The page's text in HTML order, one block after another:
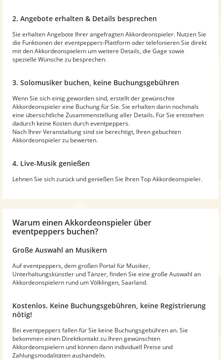
2. Angebote erhalten & Details besprechen
Sie erhalten Angebote Ihrer angefragten Akkordeonspieler. Nutzen Sie
die Funktionen der eventpeppers-Plattform oder telefonieren Sie direkt
mit den Akkordeonspielern um weitere Details, die Gage sowie
spezielle Wünsche zu besprechen.
3. Solomusiker buchen, keine Buchungsgebühren
Wenn Sie sich einig geworden sind, erstellt der gewünschte
Akkordeonspieler eine Buchung für Sie. Sie erhalten darin nochmals
eine übersichtliche Zusammenstellung aller Details. Für Sie entstehen
dadurch keine Kosten durch eventpeppers.
Nach Ihrer Veranstaltung sind sie berechtigt, Ihren gebuchten
Akkordeonspieler zu bewerten.
4. Live-Musik genießen
Lehnen Sie sich zurück und genießen Sie Ihren Top Akkordeonspieler.
Warum einen Akkordeonspieler über
eventpeppers buchen?
Große Auswahl an Musikern
Auf eventpeppers, dem großen Portal für Musiker,
Unterhaltungskünstler und Tänzer, finden Sie eine große Auswahl an
Akkordeonspielern rund um Völklingen, Saarland.
Kostenlos. Keine Buchungsgebühren, keine Registrierung
nötig!
Bei eventpeppers fallen für Sie keine Buchungsgebühren an. Sie
bekommen einen Direktkontakt zu Ihren gewünschten
Akkordeonspielern und können dann individuell Preise und
Zahlungsmodalitäten aushandeln.